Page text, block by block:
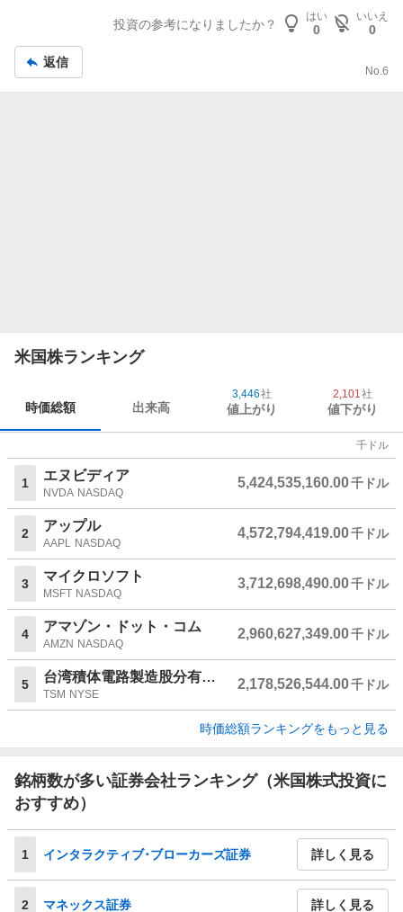
投資の参考になりましたか？
はい
0
いいえ
0
返信
No.6
米国株ランキング
時価総額 出来高
3,446社
値上がり
2,101社
値下がり
千ドル
1 エヌビディア
NVDA NASDAQ
5,424,535,160.00千ドル
2 アップル
AAPL NASDAQ
4,572,794,419.00千ドル
3 マイクロソフト
MSFT NASDAQ
3,712,698,490.00千ドル
4 アマゾン・ドット・コム
AMZN NASDAQ
2,960,627,349.00千ドル
5 台湾積体電路製造股分有限公司
TSM NYSE
2,178,526,544.00千ドル
時価総額ランキングをもっと見る
銘柄数が多い証券会社ランキング（米国株式投資に
おすすめ）
1 インタラクティブ･ブローカーズ証券 詳しく見る
2 マネックス証券 詳しく見る